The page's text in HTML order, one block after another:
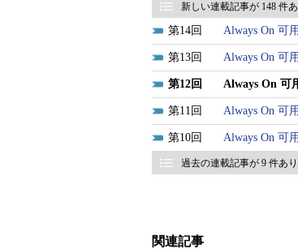
新しい連載記事が 148 件
14 Always On 可
13 Always On 可
12 Always On 可
11 Always On 可
10 Always On 可
過去の連載記事が 9 件あ
関連記事